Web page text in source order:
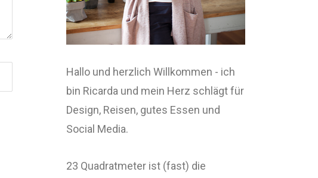
Hallo und herzlich Willkommen - ich
bin Ricarda und mein Herz schlägt für
Design, Reisen, gutes Essen und
Social Media.
23 Quadratmeter ist (fast) die